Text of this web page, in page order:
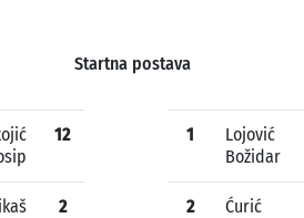
Startna postava
12
2
1
Lojović
Božidar
2
Ćurić